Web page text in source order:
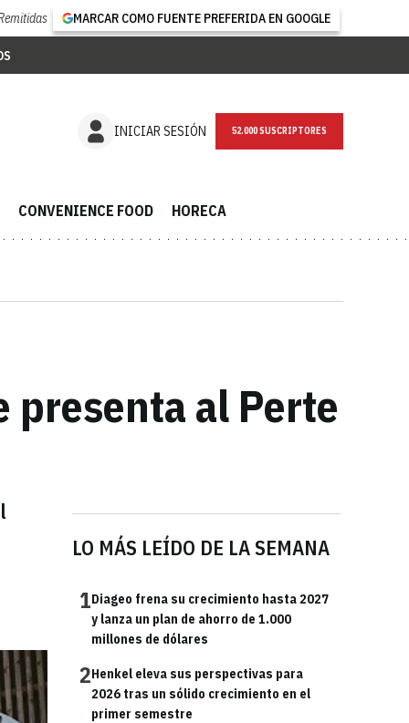
MARCAR COMO FUENTE PREFERIDA EN GOOGLE
INICIAR SESIÓN NEWSLETTER
CONVENIENCE FOOD HORECA
presenta al Perte
LO MÁS LEÍDO DE LA SEMANA
1Diageo frena su crecimiento hasta 2027
y lanza un plan de ahorro de 1.000
millones de dólares
2Henkel eleva sus perspectivas para
2026 tras un sólido crecimiento en el
primer semestre